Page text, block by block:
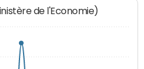
de l'Economie)